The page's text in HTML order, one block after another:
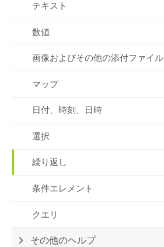
テキスト
数値
画像およびその他の添付ファイル
マップ
日付、時刻、日時
選択
繰り返し
条件エレメント
クエリ
その他のヘルプ